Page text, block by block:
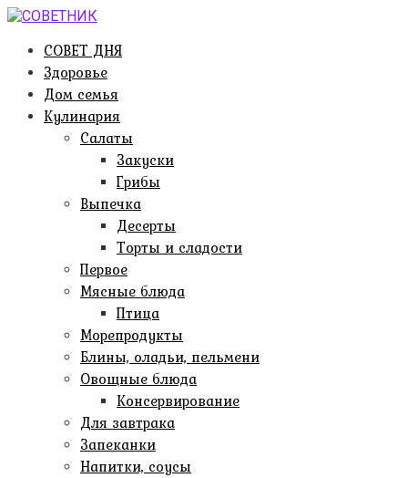
Перейти
контентуСОВЕТ ДНЯ
Здоровье
Дом семья
Кулинария
Салаты
Закуски
Грибы
Выпечка
Десерты
Торты и сладости
Первое
Мясные блюда
Птица
Морепродукты
Блины, оладьи, пельмени
Овощные блюда
Консервирование
Для завтрака
Запеканки
Напитки, соусы